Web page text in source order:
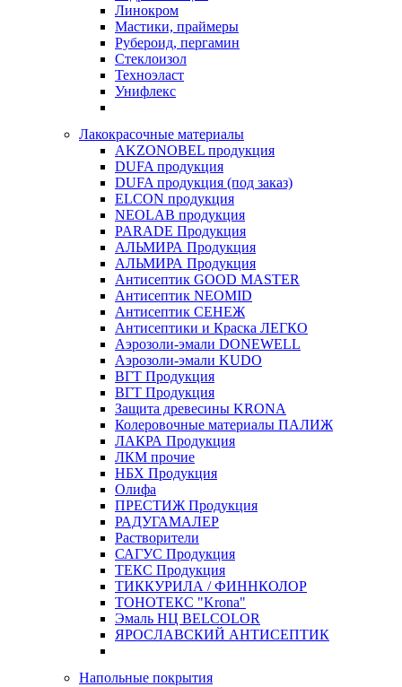
Линокром
Мастики, праймеры
Рубероид, пергамин
Стеклоизол
Техноэласт
Унифлекс
Лакокрасочные материалы
AKZONOBEL продукция
DUFA продукция
DUFA продукция (под заказ)
ELCON продукция
NEOLAB продукция
PARADE Продукция
АЛЬМИРА Продукция
АЛЬМИРА Продукция
Антисептик GOOD MASTER
Антисептик NEOMID
Антисептик СЕНЕЖ
Антисептики и Краска ЛЕГКО
Аэрозоли-эмали DONEWELL
Аэрозоли-эмали KUDO
ВГТ Продукция
ВГТ Продукция
Защита древесины KRONA
Колеровочные материалы ПАЛИЖ
ЛАКРА Продукция
ЛКМ прочие
НБХ Продукция
Олифа
ПРЕСТИЖ Продукция
РАДУГАМАЛЕР
Растворители
САГУС Продукция
ТЕКС Продукция
ТИККУРИЛА / ФИННКОЛОР
ТОНОТЕКС "Krona"
Эмаль НЦ BELCOLOR
ЯРОСЛАВСКИЙ АНТИСЕПТИК
Напольные покрытия